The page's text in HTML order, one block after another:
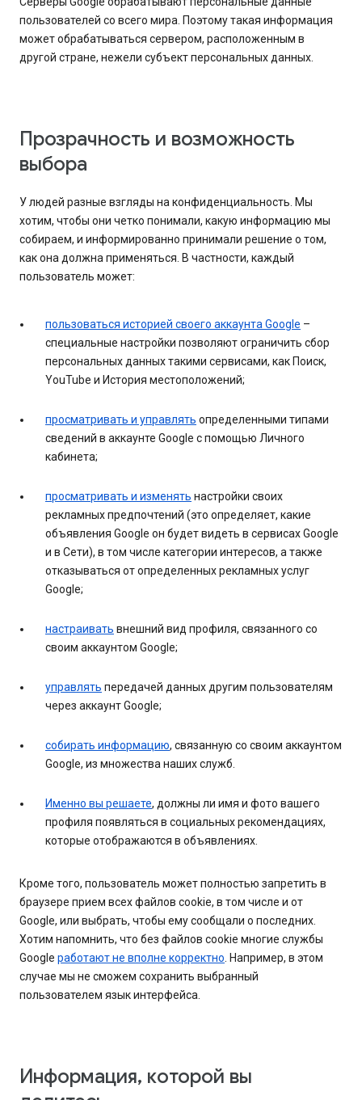
пользователей со всего мира. Поэтому такая информация
может обрабатываться сервером, расположенным в
другой стране, нежели субъект персональных данных.
Прозрачность и возможность
выбора
У людей разные взгляды на конфиденциальность. Мы
хотим, чтобы они четко понимали, какую информацию мы
собираем, и информированно принимали решение о том,
как она должна применяться. В частности, каждый
пользователь может:
пользоваться историей своего аккаунта Google –
специальные настройки позволяют ограничить сбор
персональных данных такими сервисами, как Поиск,
YouTube и История местоположений;
просматривать и управлять определенными типами
сведений в аккаунте Google с помощью Личного
кабинета;
просматривать и изменять настройки своих
рекламных предпочтений (это определяет, какие
объявления Google он будет видеть в сервисах Google
и в Сети), в том числе категории интересов, а также
отказываться от определенных рекламных услуг
Google;
настраивать внешний вид профиля, связанного со
своим аккаунтом Google;
управлять передачей данных другим пользователям
через аккаунт Google;
собирать информацию, связанную со своим аккаунтом
Google, из множества наших служб.
Именно вы решаете, должны ли имя и фото вашего
профиля появляться в социальных рекомендациях,
которые отображаются в объявлениях.
Кроме того, пользователь может полностью запретить в
браузере прием всех файлов cookie, в том числе и от
Google, или выбрать, чтобы ему сообщали о последних.
Хотим напомнить, что без файлов cookie многие службы
Google работают не вполне корректно. Например, в этом
случае мы не сможем сохранить выбранный
пользователем язык интерфейса.
Информация, которой вы